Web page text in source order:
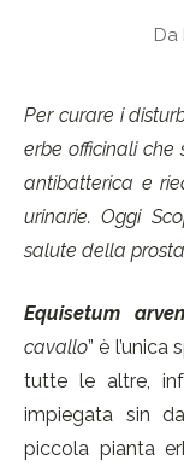
Da
Per curare i
erbe officinali che
antibatterica e
urinarie. Oggi
salute della
Equisetum
cavallo” è
tutte le altre,
impiegata sin
piccola pianta